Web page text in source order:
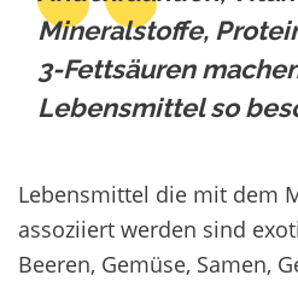
Mineralstoffe,
3-Fettsäuren
Lebensmittel so
Lebensmittel die mit dem
assoziiert werden sind
Beeren, Gemüse, Samen,